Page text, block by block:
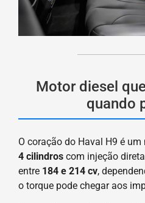
Motor diesel
quando
O coração do Haval H9 é
4 cilindros com injeção
entre 184 e 214 cv,
o torque pode chegar aos